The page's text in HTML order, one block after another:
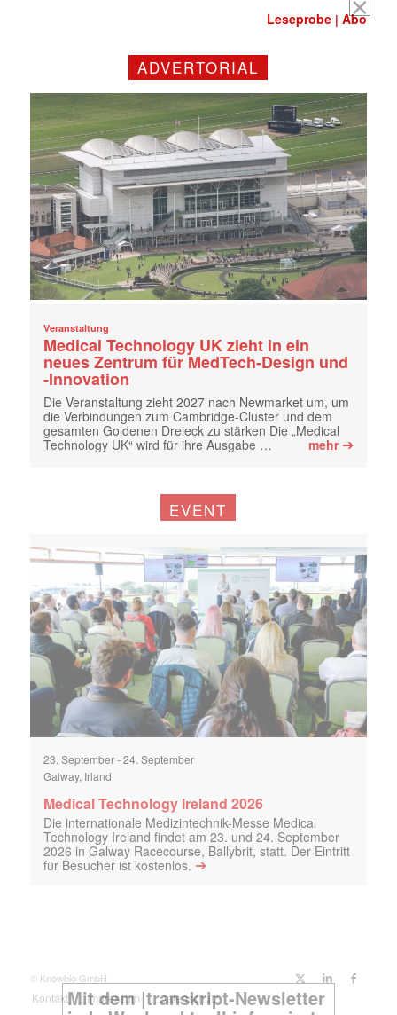
Leseprobe |Abo
ADVERTORIAL
Veranstaltung
Medical Technology UK zieht in ein
neues Zentrum für MedTech-Design und
-Innovation
Die Veranstaltung zieht 2027 nach Newmarket um, um
die Verbindungen zum Cambridge-Cluster und dem
gesamten Goldenen Dreieck zu stärken Die „Medical
Technology UK“ wird für ihre Ausgabe …
mehr➔
EVENT
23. September-24. September
Galway, Irland
Medical Technology Ireland 2026
Die internationale Medizintechnik-Messe Medical
Technology Ireland findet am 23. und 24. September
2026 in Galway Racecourse, Ballybrit, statt. Der Eintritt
für Besucher ist kostenlos. ➔
© Knowbio GmbH
Kontakt Impressum Datenschutz